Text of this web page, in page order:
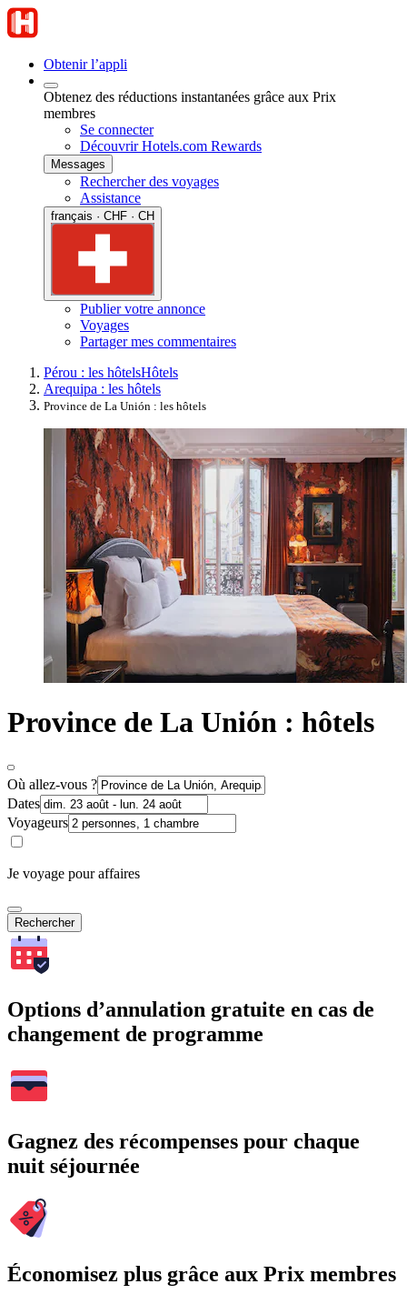
Obtenir l’appli
Obtenez des réductions instantanées grâce aux Prix
membres
Se connecter
Découvrir Hotels.com Rewards
Messages
Rechercher des voyages
Assistance
français · CHF · CH
Publier votre annonce
Voyages
Partager mes commentaires
Pérou : les hôtelsHôtels
Arequipa : les hôtels
Province de La Unión : les hôtels
Province de La Unión : hôtels
Où allez-vous ?
Dates
Voyageurs
Je voyage pour affaires
Rechercher
Options d’annulation gratuite en cas de
changement de programme
Gagnez des récompenses pour chaque
nuit séjournée
Économisez plus grâce aux Prix membres